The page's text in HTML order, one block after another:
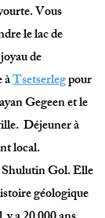
Vous
le lac de
de
Tsetserlegpour
Gegeen et le
Déjeuner à
local.
Gol. Elle
géologique